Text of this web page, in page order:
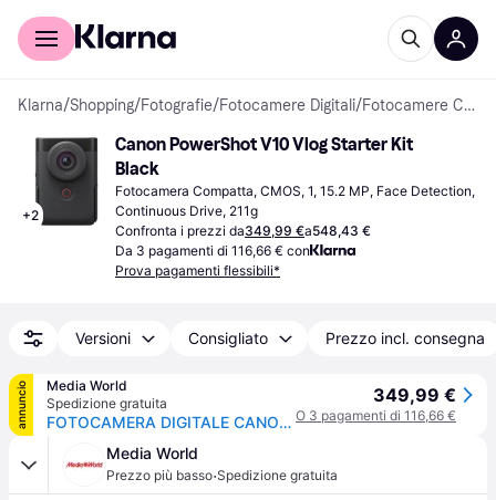
Per il tuo shopping
Klarna/Shopping/Fotografie/Fotocamere Digitali/ Fotocamere Compatte
+2
Canon PowerShot V10 Vlog Starter Kit
Black
Fotocamera Compatta, CMOS, 1, 15.2 MP, Face Detection,
Continuous Drive, 211g
Confronta i prezzi da349,99 €a548,43 €
Da 3 pagamenti di 116,66 € con
Prova pagamenti flessibili*
Versioni Consigliato Prezzo incl. consegna
annuncio
Media World
Spedizione gratuita
FOTOCAMERA DIGITALE CANON Powershot V10 bk, 15,2 megapixel, BLACK
349,99 €
O 3 pagamenti di 116,66 €
Media World
Prezzo più basso·Spedizione gratuita